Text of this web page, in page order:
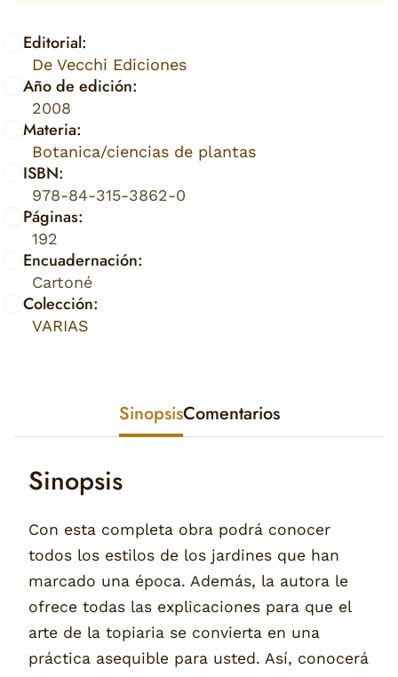
Editorial:
De Vecchi Ediciones
Año de edición:
2008
Materia:
Botanica/ciencias de plantas
ISBN:
978-84-315-3862-0
Páginas:
192
Encuadernación:
Cartoné
Colección:
VARIAS
SinopsisComentarios
Sinopsis
Con esta completa obra podrá conocer
todos los estilos de los jardines que han
marcado una época. Además, la autora le
ofrece todas las explicaciones para que el
arte de la topiaria se convierta en una
práctica asequible para usted. Así, conocerá